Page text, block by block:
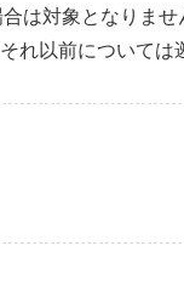
は対象となりませ
以前については